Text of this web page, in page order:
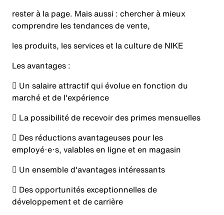
rester à la page. Mais aussi : chercher à mieux
comprendre les tendances de vente,
les produits, les services et la culture de NIKE
Les avantages :
 Un salaire attractif qui évolue en fonction du
marché et de l'expérience
 La possibilité de recevoir des primes mensuelles
 Des réductions avantageuses pour les
employé·e·s, valables en ligne et en magasin
 Un ensemble d'avantages intéressants
 Des opportunités exceptionnelles de
développement et de carrière